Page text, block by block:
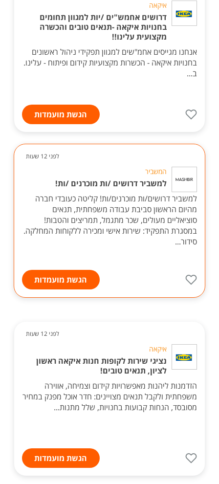
איקאה
דרושים אחמש"ים /יות למגוון תחומים
בחנויות איקאה -תנאים טובים והכשרה
מקצועית עלינו!!
אנחנו מגייסים אחמ"שים למגוון תפקידי ניהול ראשונים
בחנויות איקאה - הכשרות מקצועיות קידום ופיתוח - עלינו.
ב...
הגשת מועמדות
לפני 12 שעות
המשביר
למשביר דרושים /ות מוכרנים /ות!
למשביר דרושים/ות מוכרנים/ות! קליטה כעובדי חברה
מהיום הראשון סביבת עבודה משפחתית, תנאים
סוציאליים מעולים, שכר מתגמל, תמריצים והטבות!
במסגרת התפקיד: שירות אישי ומכירה ללקוחות המחלקה.
סידור...
הגשת מועמדות
לפני 12 שעות
איקאה
נציגי שירות לקופות חנות איקאה ראשון
לציון, תנאים טובים!
הזדמנות ליהנות מאפשרויות קידום וצמיחה, אווירה
משפחתית ולקבל תנאים מצויינים: חדר אוכל מפנק במחיר
מסובסד, הנחות קבועות בחנויות, שלל מתנות...
הגשת מועמדות